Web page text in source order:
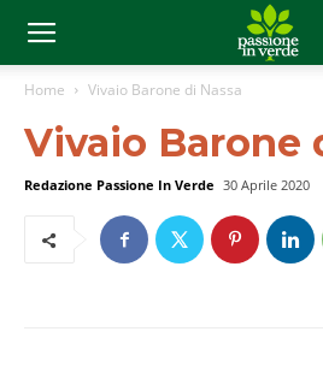
Home Vivaio Barone di Nassa
Vivaio Barone
Redazione Passione In Verde 30 Aprile 2020